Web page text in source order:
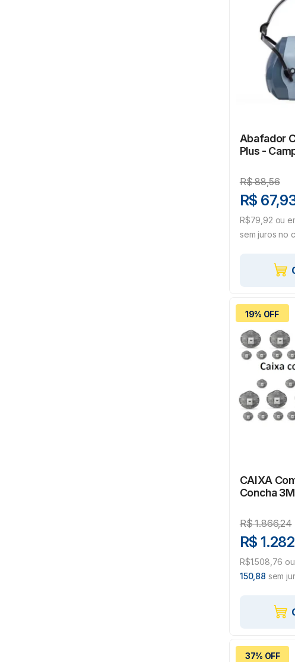
Abafador
Plus -
R$88,56
R$
R$79,92 ou
sem juros no
19% OFF
CAIXA
Concha
R$1.866,24
R$
R$1.508,76
150,88 sem
37% OFF